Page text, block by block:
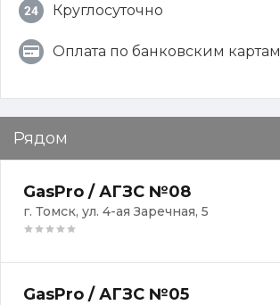
Круглосуточно
Оплата по банковским картам
Рядом
GasPro / АГЗС №08
г. Томск, ул. 4-ая Заречная, 5
GasPro / АГЗС №05